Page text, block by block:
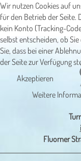
Fluorner
Wir nutzen Cookies auf
für den Betrieb der Seite.
kein Konto (Tracking-
selbst entscheiden, ob
Sie, dass bei einer
der Seite zur Verfügung
Akzeptieren
Weitere